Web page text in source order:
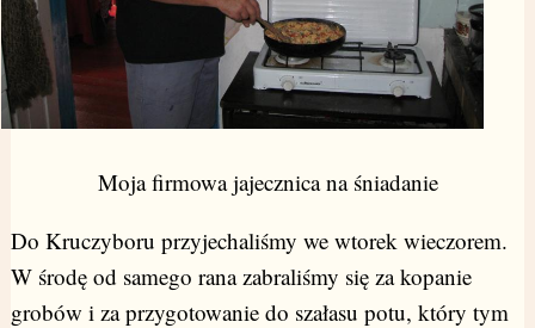
Moja firmowa jajecznica na śniadanie
Do Kruczyboru przyjechaliśmy we wtorek wieczorem.
W środę od samego rana zabraliśmy się za kopanie
grobów i za przygotowanie do szałasu potu, który tym